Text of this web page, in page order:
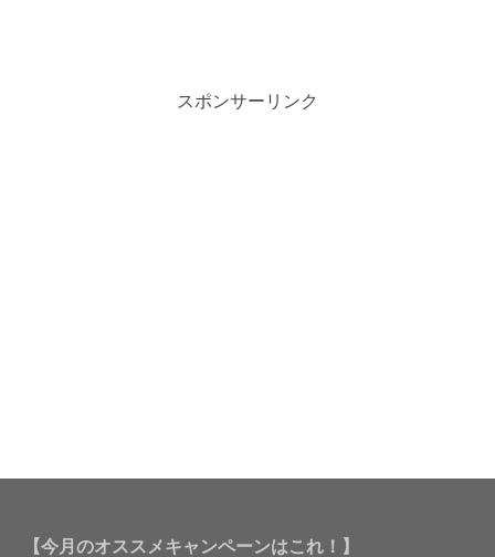
スポンサーリンク
【今月のオススメキャンペーンはこれ！】